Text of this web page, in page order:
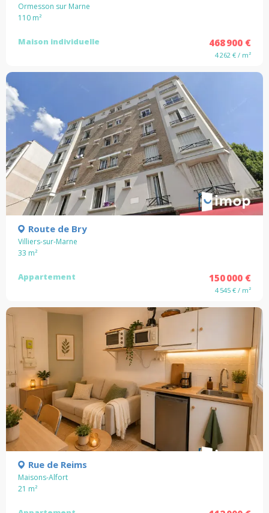
Ormesson sur Marne
110 m²
Maison individuelle 468 900 €
4 262 € / m²
Route de Bry
Villiers-sur-Marne
33 m²
Appartement 150 000 €
4 545 € / m²
Rue de Reims
Maisons-Alfort
21 m²